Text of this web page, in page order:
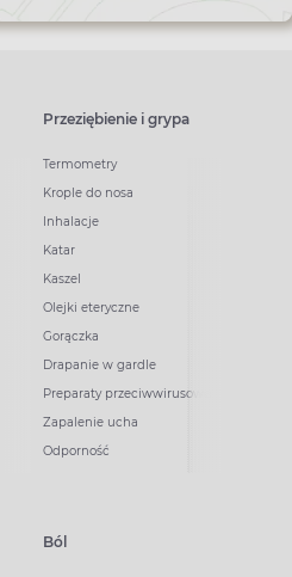
Przeziębienie i grypa
Termometry
Krople do nosa
Inhalacje
Katar
Kaszel
Olejki eteryczne
Gorączka
Drapanie w gardle
Preparaty przeciwwirusowe
Zapalenie ucha
Odporność
Ból